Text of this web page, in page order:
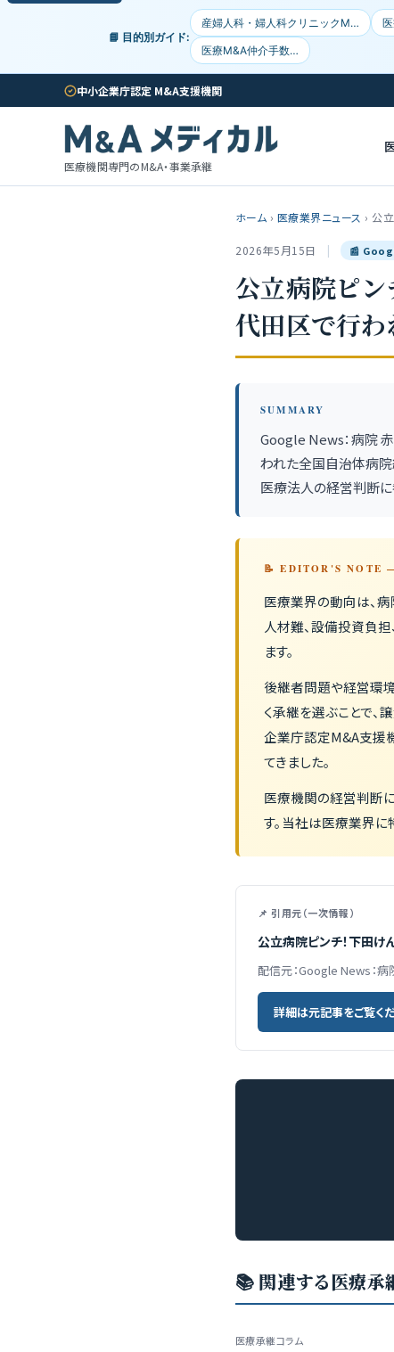
📘 目的別ガイド:
産婦人科・婦人科クリニックM…
医療M&A仲介手数…
中小企業庁認定 M&A支援機関
医療機関専門のM&A・事業承継
ホーム › 医療業界ニュース › 公
2026年5月15日 | 📰
公立病院ピ
代田区で行
SUMMARY
Google News：病院
われた全国自治体病院
医療法人の経営判断に
📝 EDITOR'S NOTE
医療業界の動向は、病
人材難、設備投資負
ます。
後継者問題や経営環
く承継を選ぶことで、
企業庁認定M&A支援
てきました。
医療機関の経営判断
す。当社は医療業界に
📌 引用元（一次情報）
公立病院ピンチ！下田
配信元：Google News：病
詳細は元記事をご覧く
📚 関連する医療承
医療承継コラム